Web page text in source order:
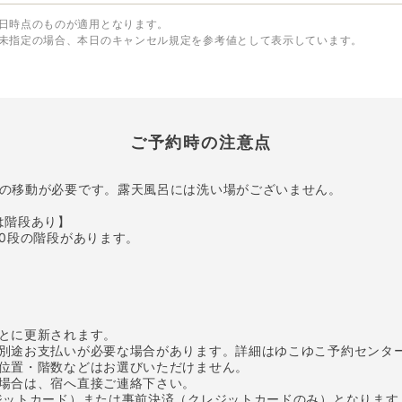
点のものが適用となります。
定の場合、本日のキャンセル規定を参考値として表示しています。
ご予約時の注意点
移動が必要です。露天風呂には洗い場がございません。
段あり】
の階段があります。
更新されます。
お支払いが必要な場合があります。詳細はゆこゆこ予約センタ
・階数などはお選びいただけません。
は、宿へ直接ご連絡下さい。